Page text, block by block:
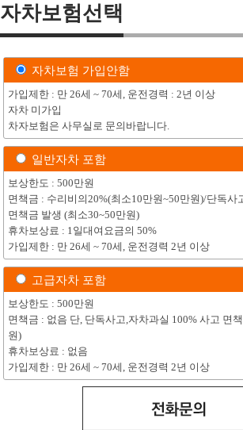
자차보험선택
자차보험 가입안함
가입제한 : 만 26세 ~ 70세, 운전경력 : 2년 이상
자차 미가입
차자보험은 사무실로 문의바랍니다.
일반자차 포함
보상한도 : 500만원
면책금 : 수리비의20%(최소10만원~50만원)/단독사
면책금 발생 (최소30~50만원)
휴차보상료 : 1일대여요금의 50%
가입제한 : 만 26세 ~ 70세, 운전경력 2년 이상
고급자차 포함
보상한도 : 500만원
면책금 : 없음 단, 단독사고,자차과실 100% 사고 면
원)
휴차보상료 : 없음
가입제한 : 만 26세 ~ 70세, 운전경력 2년 이상